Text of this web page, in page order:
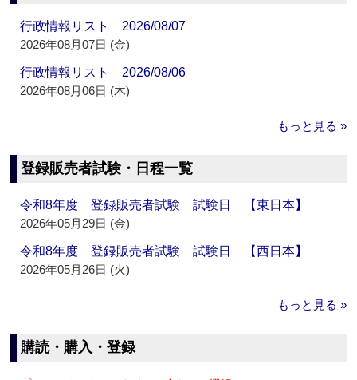
行政情報リスト 2026/08/07
2026年08月07日 (金)
行政情報リスト 2026/08/06
2026年08月06日 (木)
もっと見る »
登録販売者試験・日程一覧
令和8年度 登録販売者試験 試験日 【東日本】
2026年05月29日 (金)
令和8年度 登録販売者試験 試験日 【西日本】
2026年05月26日 (火)
もっと見る »
購読・購入・登録